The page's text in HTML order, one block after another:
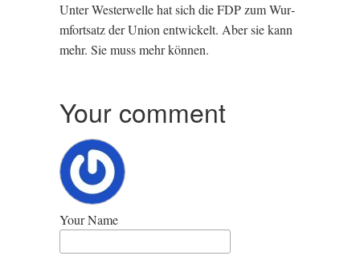
Unter West­er­welle hat sich dieFDPzum Wur­
mfortsatz der Uni­on entwick­elt. Aber sie kann
mehr. Sie muss mehr können.
Your comment
Your Name